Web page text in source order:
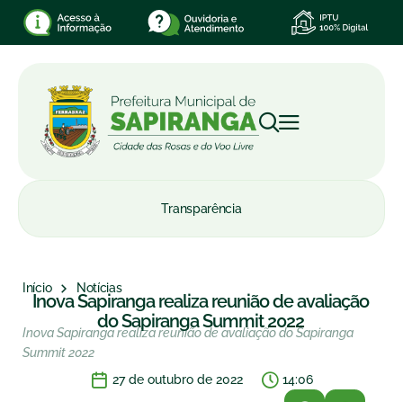
Transparência
Início Notícias
Inova Sapiranga realiza reunião de avaliação
do Sapiranga Summit 2022
Inova Sapiranga realiza reunião de avaliação do Sapiranga
Summit 2022
27 de outubro de 2022
14:06